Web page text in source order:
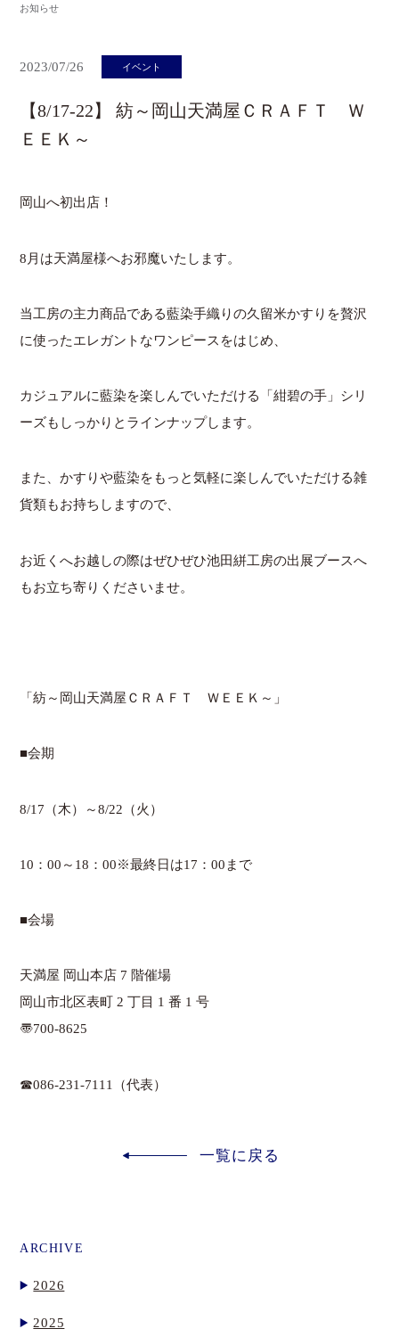
お知らせ
2023/07/26 イベント
【8/17-22】 紡～岡山天満屋ＣＲＡＦＴ Ｗ
ＥＥＫ～
岡山へ初出店！
8月は天満屋様へお邪魔いたします。
当工房の主力商品である藍染手織りの久留米かすりを贅沢
に使ったエレガントなワンピースをはじめ、
カジュアルに藍染を楽しんでいただける「紺碧の手」シリ
ーズもしっかりとラインナップします。
また、かすりや藍染をもっと気軽に楽しんでいただける雑
貨類もお持ちしますので、
お近くへお越しの際はぜひぜひ池田絣工房の出展ブースへ
もお立ち寄りくださいませ。
「紡～岡山天満屋ＣＲＡＦＴ ＷＥＥＫ～」
■会期
8/17（木）～8/22（火）
10：00～18：00※最終日は17：00まで
■会場
天満屋 岡山本店 7 階催場
岡山市北区表町 2 丁目 1 番 1 号
〠700-8625
☎086-231-7111（代表）
一覧に戻る
ARCHIVE
2026
2025